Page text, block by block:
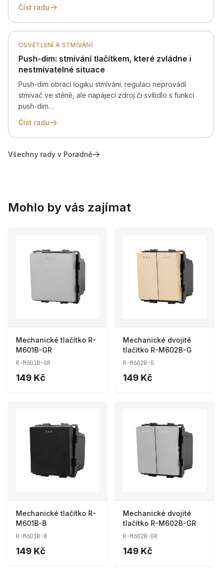
Číst radu
OSVĚTLENÍ A STMÍVÁNÍ
Push-dim: stmívání tlačítkem, které zvládne i
nestmívatelné situace
Push-dim obrací logiku stmívání: regulaci neprovádí
stmívač ve stěně, ale napájecí zdroj či svítidlo s funkcí
push-dim…
Číst radu
Všechny rady v Poradně
Mohlo by vás zajímat
Mechanické tlačítko R-
M601B-GR
R-M601B-GR
149 Kč
Mechanické dvojité
tlačítko R-M602B-G
R-M602B-G
149 Kč
Mechanické tlačítko R-
M601B-B
R-M601B-B
149 Kč
Mechanické dvojité
tlačítko R-M602B-GR
R-M602B-GR
149 Kč